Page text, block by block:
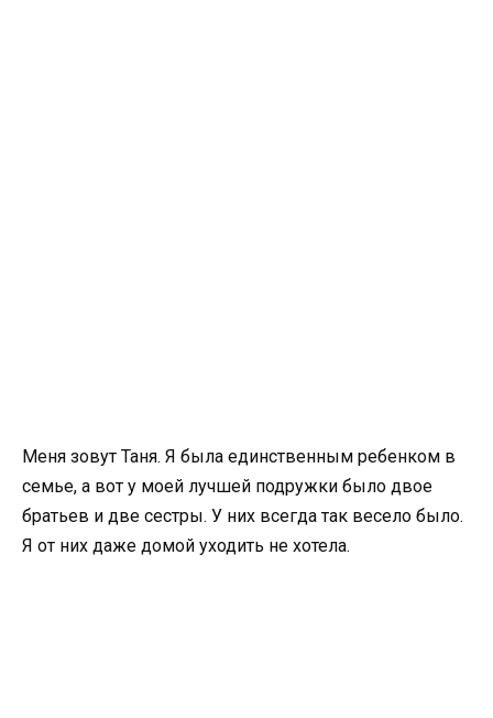
Меня зовут Таня. Я была единственным ребенком в
семье, а вот у моей лучшей подружки было двое
братьев и две сестры. У них всегда так весело было.
Я от них даже домой уходить не хотела.